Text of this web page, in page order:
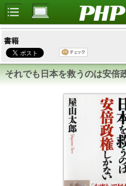
書籍
それでも日本を救うのは安倍